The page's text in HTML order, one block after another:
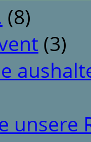
(8)
(3)
unsere